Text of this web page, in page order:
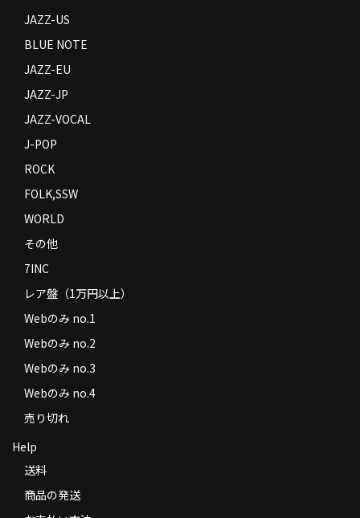
Contact
JAZZ-US
BLUE NOTE
JAZZ-EU
JAZZ-JP
JAZZ-VOCAL
J-POP
ROCK
FOLK,SSW
WORLD
その他
7INC
レア盤（1万円以上）
Webのみ no.1
Webのみ no.2
Webのみ no.3
Webのみ no.4
売り切れ
Help
送料
商品の発送